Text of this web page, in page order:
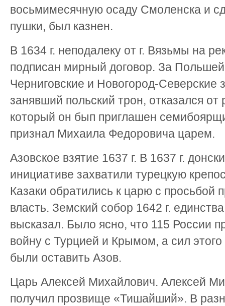
восьмимесячную осаду Смоленска и
пушки, был казнен.
В 1634 г. неподалеку от г. Вязьмы на
подписан мирный договор. За
Черниговские и Новогород-Северские
занявший польский трон, отказался от
который он бып приглашен
признал Михаила Федоровича царем.
Азовское взятие 1637 г. В 1637 г.
инициативе захватили турецкую
Казаки обратились к царю с просьбой
власть. Земский собор 1642 г.
высказал. Было ясно, что 115 России
войну с Турцией и Крымом, а сил
были оставить Азов.
Царь Алексей Михайлович. Алексей
получил прозвище «Тишайший». В